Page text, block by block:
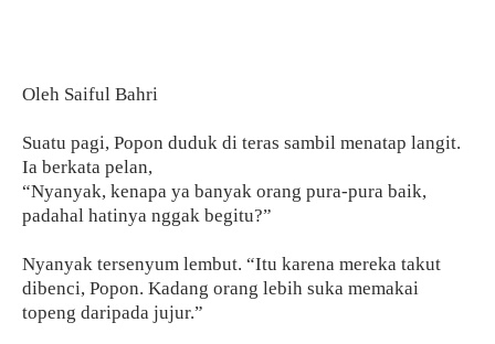
Oleh Saiful Bahri
Suatu pagi, Popon duduk di teras sambil menatap langit.
Ia berkata pelan,
“Nyanyak, kenapa ya banyak orang pura-pura baik,
padahal hatinya nggak begitu?”
Nyanyak tersenyum lembut. “Itu karena mereka takut
dibenci, Popon. Kadang orang lebih suka memakai
topeng daripada jujur.”